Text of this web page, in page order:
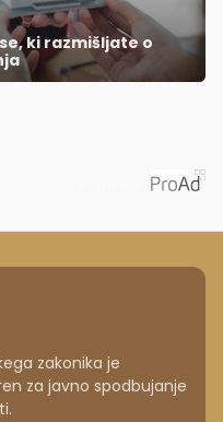
ki razmišljate o
zakonika je
za javno spodbujanje